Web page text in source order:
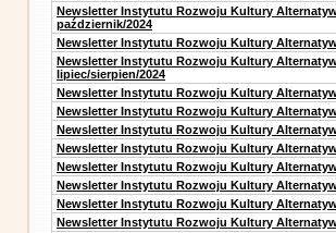
Newsletter Instytutu Rozwoju Kultury
październik/2024
Newsletter Instytutu Rozwoju Kultury
Newsletter Instytutu Rozwoju Kultury
lipiec/sierpien/2024
Newsletter Instytutu Rozwoju Kultury
Newsletter Instytutu Rozwoju Kultury
Newsletter Instytutu Rozwoju Kultury
Newsletter Instytutu Rozwoju Kultury
Newsletter Instytutu Rozwoju Kultury
Newsletter Instytutu Rozwoju Kultury
Newsletter Instytutu Rozwoju Kultury
Newsletter Instytutu Rozwoju Kultury